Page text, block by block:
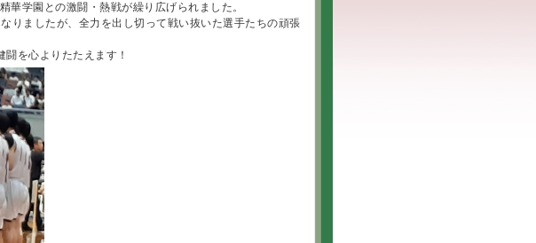
華学園との激闘・熱戦が繰り広げられました。
りましたが、全力を出し切って戦い抜いた選手たちの頑張
を心よりたたえます！